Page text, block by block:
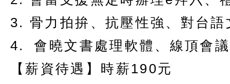
3. 骨力拍拚、抗壓性強、對台
4.
會曉文書處理軟體、線頂會
【薪資待遇】時薪 190元